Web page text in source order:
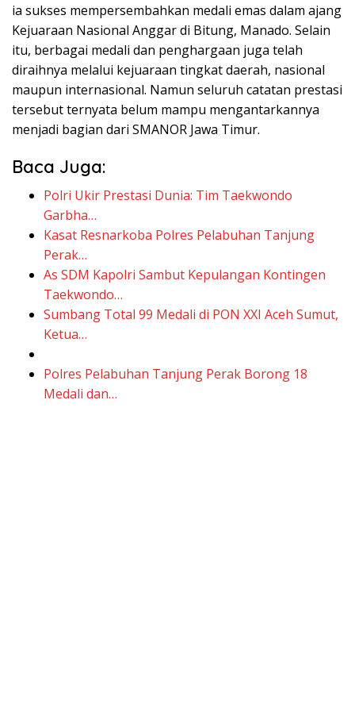
ia sukses mempersembahkan medali emas dalam ajang
Kejuaraan Nasional Anggar di Bitung, Manado. Selain
itu, berbagai medali dan penghargaan juga telah
diraihnya melalui kejuaraan tingkat daerah, nasional
maupun internasional. Namun seluruh catatan prestasi
tersebut ternyata belum mampu mengantarkannya
menjadi bagian dari SMANOR Jawa Timur.
Baca Juga:
Polri Ukir Prestasi Dunia: Tim Taekwondo
Garbha…
Kasat Resnarkoba Polres Pelabuhan Tanjung
Perak…
As SDM Kapolri Sambut Kepulangan Kontingen
Taekwondo…
Sumbang Total 99 Medali di PON XXI Aceh Sumut,
Ketua…
Polres Pelabuhan Tanjung Perak Borong 18
Medali dan…